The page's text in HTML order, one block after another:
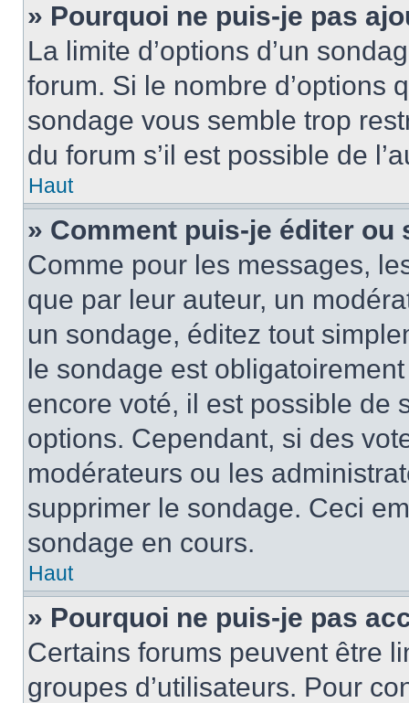
» Pourquoi ne puis-je pas
La limite d’options d’un
forum. Si le nombre d’options
sondage vous semble trop
du forum s’il est possible de
Haut
» Comment puis-je éditer ou
Comme pour les messages,
que par leur auteur, un
un sondage, éditez tout
le sondage est
encore voté, il est possible de
options. Cependant, si des
modérateurs ou les
supprimer le sondage. Ceci
sondage en cours.
Haut
» Pourquoi ne puis-je pas
Certains forums peuvent être
groupes d’utilisateurs. Pour